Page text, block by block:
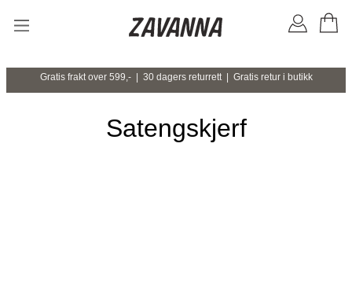
Gratis frakt over 599,- | 30 dagers returrett | Gratis retur i butikk
Satengskjerf